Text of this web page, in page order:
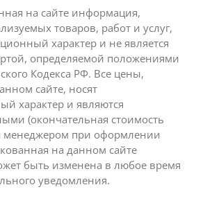
на сайте информация,
товаров, работ и услуг,
характер и не является
определяемой положениями
Кодекса РФ. Все цены,
сайте, носят
характер и являются
(окончательная стоимость
менеджером при оформлении
на данном сайте
быть изменена в любое время
уведомления.